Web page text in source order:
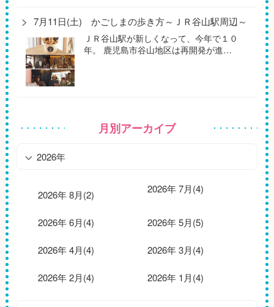
7月11日(土) かごしまの歩き方～ＪＲ谷山駅周辺～
ＪＲ谷山駅が新しくなって、今年で１０
年。 鹿児島市谷山地区は再開発が進…
月別アーカイブ
2026年
2026年 8月(2) 2026年 7月(4)
2026年 6月(4) 2026年 5月(5)
2026年 4月(4) 2026年 3月(4)
2026年 2月(4) 2026年 1月(4)